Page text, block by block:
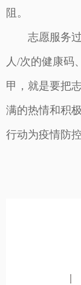
阻。
志愿服务
人/次的健康码
甲，就是要把
满的热情和积
行动为疫情防